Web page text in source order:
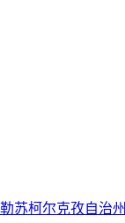
苏柯尔克孜自治州